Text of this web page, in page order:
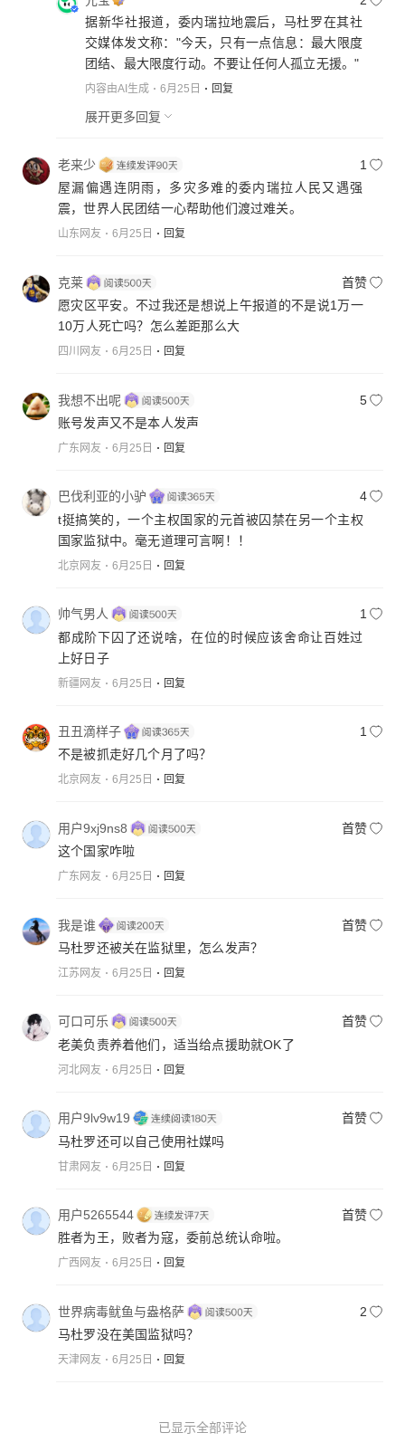
据新华社报道，委内瑞拉地震后，马杜罗在其社
交媒体发文称："今天，只有一点信息：最大限度
团结、最大限度行动。不要让任何人孤立无援。"
内容由AI生成 6月25日 回复
展开更多回复
老来少
1
屋漏偏遇连阴雨，多灾多难的委内瑞拉人民又遇强
震，世界人民团结一心帮助他们渡过难关。
山东网友 6月25日 回复
克莱
首赞
愿灾区平安。不过我还是想说上午报道的不是说1万一
10万人死亡吗？怎么差距那么大
四川网友 6月25日 回复
我想不出呢
5
账号发声又不是本人发声
广东网友 6月25日 回复
巴伐利亚的小驴
4
t挺搞笑的，一个主权国家的元首被囚禁在另一个主权
国家监狱中。毫无道理可言啊！！
北京网友 6月25日 回复
帅气男人
1
都成阶下囚了还说啥，在位的时候应该舍命让百姓过
上好日子
新疆网友 6月25日 回复
丑丑滴样子
1
不是被抓走好几个月了吗？
北京网友 6月25日 回复
用户9xj9ns8
首赞
这个国家咋啦
广东网友 6月25日 回复
我是谁
首赞
马杜罗还被关在监狱里，怎么发声？
江苏网友 6月25日 回复
可口可乐
首赞
老美负责养着他们，适当给点援助就OK了
河北网友 6月25日 回复
用户9lv9w19
首赞
马杜罗还可以自己使用社媒吗
甘肃网友 6月25日 回复
用户5265544
首赞
胜者为王，败者为寇，委前总统认命啦。
广西网友 6月25日 回复
世界病毒鱿鱼与盎格萨
2
马杜罗没在美国监狱吗？
天津网友 6月25日 回复
已显示全部评论